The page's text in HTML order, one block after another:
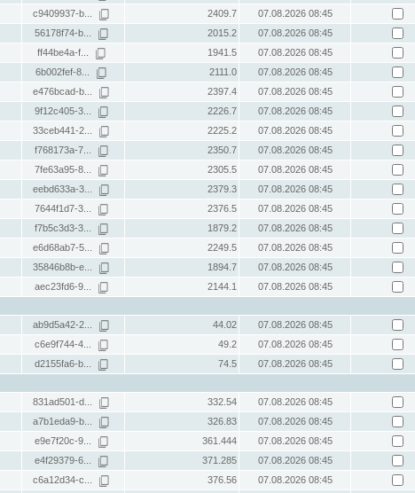
c9409937-b... 2409.7
07.08.2026 08:45
56178f74-b... 2015.2
07.08.2026 08:45
ff44be4a-f... 1941.5
07.08.2026 08:45
6b002fef-8... 2111.0
07.08.2026 08:45
e476bcad-b... 2397.4
07.08.2026 08:45
9f12c405-3... 2226.7
07.08.2026 08:45
33ceb441-2... 2225.2
07.08.2026 08:45
f768173a-7... 2350.7
07.08.2026 08:45
7fe63a95-8... 2305.5
07.08.2026 08:45
eebd633a-3... 2379.3
07.08.2026 08:45
7644f1d7-3... 2376.5
07.08.2026 08:45
f7b5c3d3-3... 1879.2
07.08.2026 08:45
e6d68ab7-5... 2249.5
07.08.2026 08:45
35846b8b-e... 1894.7
07.08.2026 08:45
aec23fd6-9... 2144.1
07.08.2026 08:45
ab9d5a42-2... 44.02
07.08.2026 08:45
c6e9f744-4... 49.2
07.08.2026 08:45
d2155fa6-b... 74.5
07.08.2026 08:45
831ad501-d... 332.54
07.08.2026 08:45
a7b1eda9-b... 326.83
07.08.2026 08:45
e9e7f20c-9... 361.444
07.08.2026 08:45
e4f29379-6... 371.285
07.08.2026 08:45
c6a12d34-c... 376.56
07.08.2026 08:45